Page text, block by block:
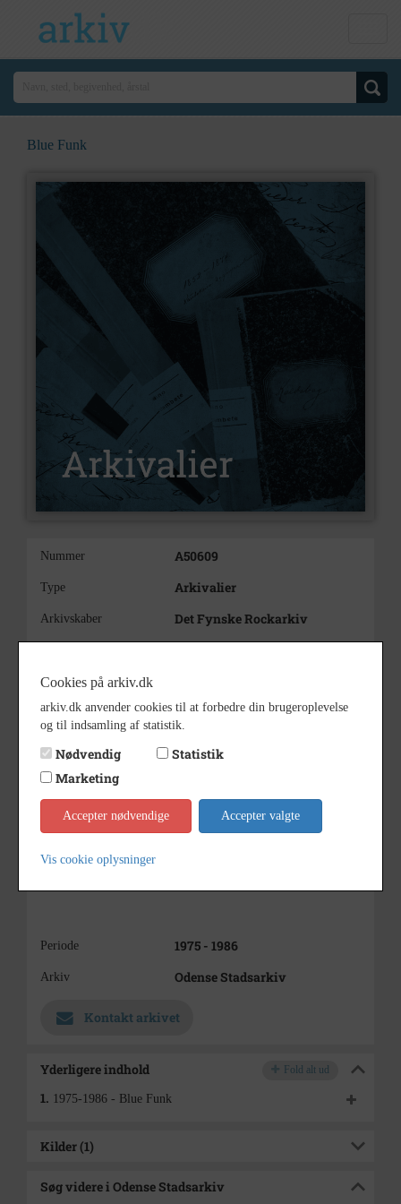
Blue Funk
Nummer A50609
Type Arkivalier
Arkivskaber Det Fynske Rockarkiv
Bemærkning
Medlemmer:
Claus Petersen – trommer
Preben Duedahl Rasmussen –
Peter Thurøe – vokal,
percussion
Periode 1975 - 1986
Arkiv Odense Stadsarkiv
Kontakt arkivet
Yderligere indhold Fold alt ud
1. 1975-1986 - Blue Funk
Kilder (1)
Søg videre i Odense Stadsarkiv
Cookies på arkiv.dk
arkiv.dk anvender cookies til at forbedre din brugeroplevelse
og til indsamling af statistik.
Nødvendig
Statistik
Marketing
Accepter nødvendige Accepter valgte
Vis cookie oplysninger